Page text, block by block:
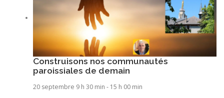
Construisons nos communautés
paroissiales de demain
20 septembre 9 h 30 min - 15 h 00 min